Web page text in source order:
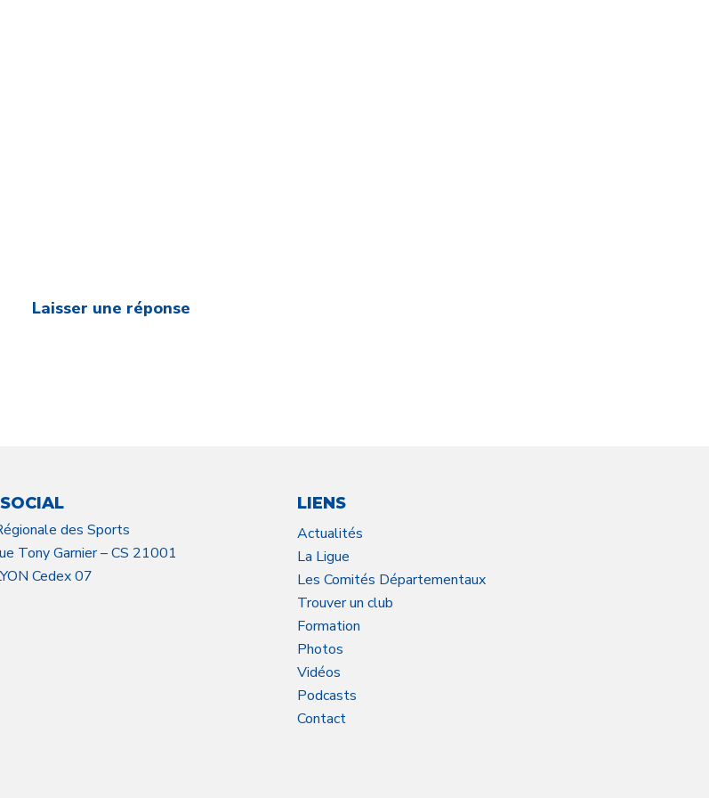
Laisser une réponse
des Sports
Tony Garnier – CS 21001
Cedex 07
LIENS
Actualités
La Ligue
Les Comités Départementaux
Trouver un club
Formation
Photos
Vidéos
Podcasts
Contact